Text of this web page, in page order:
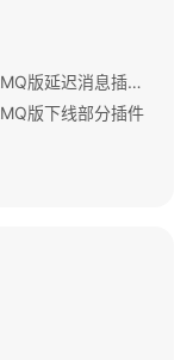
【下线公告】华为分布式消息服务RabbitMQ版延迟消息插件下线公告
版下线部分插件